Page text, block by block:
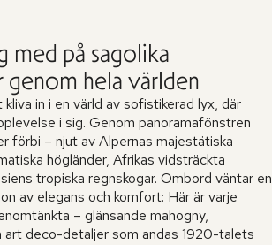
med på sagolika
hela världen
in i en värld av sofistikerad lyx, där
i sig. Genom panoramafönstren
förbi – njut av Alpernas majestätiska
högländer, Afrikas vidsträckta
tropiska regnskogar. Ombord väntar en
av elegans och komfort: Här är varje
– glänsande mahogny,
art deco-detaljer som andas 1920-talets